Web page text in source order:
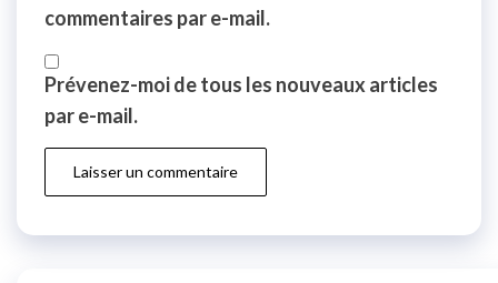
commentaires par e-mail.
Prévenez-moi de tous les nouveaux articles
par e-mail.